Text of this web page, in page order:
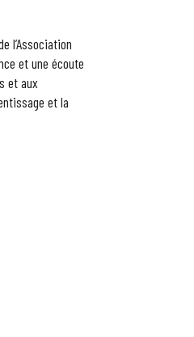
l’Association
et une écoute
et aux
et la